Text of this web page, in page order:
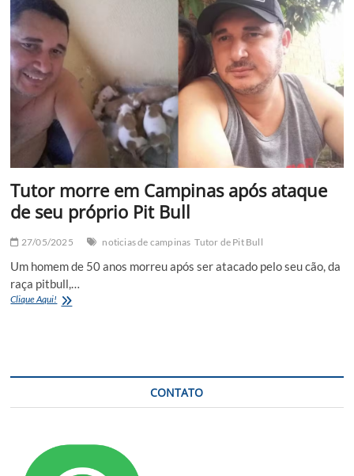
Tutor morre em Campinas após ataque
de seu próprio Pit Bull
27/05/2025 noticias de campinas Tutor de Pit Bull
Um homem de 50 anos morreu após ser atacado pelo seu cão, da
raça pitbull,…
Clique Aqui! Tutor
próprio
CONTATO